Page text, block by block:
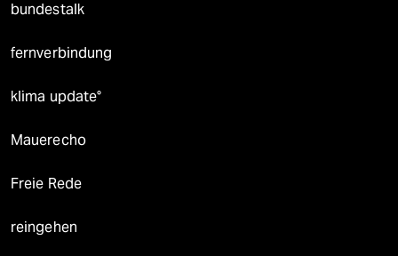
bundestalk
fernverbindung
klima update°
Mauerecho
Freie Rede
reingehen